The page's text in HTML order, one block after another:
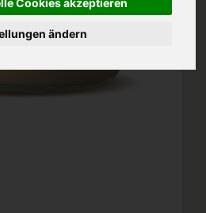
Cookies akzeptieren
ändern